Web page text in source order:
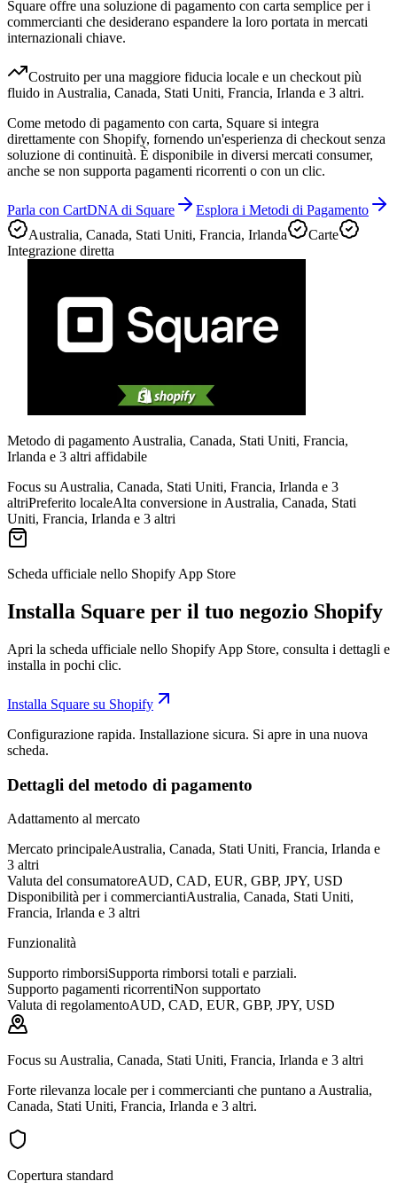
Square offre una soluzione di pagamento con carta semplice per i
commercianti che desiderano espandere la loro portata in mercati
internazionali chiave.
Costruito per una maggiore fiducia locale e un checkout più
fluido in Australia, Canada, Stati Uniti, Francia, Irlanda e 3 altri.
Come metodo di pagamento con carta, Square si integra
direttamente con Shopify, fornendo un'esperienza di checkout senza
soluzione di continuità. È disponibile in diversi mercati consumer,
anche se non supporta pagamenti ricorrenti o con un clic.
Parla con CartDNA di Square
Esplora i Metodi di Pagamento
Australia, Canada, Stati Uniti, Francia, Irlanda
Carte
Integrazione diretta
Metodo di pagamento Australia, Canada, Stati Uniti, Francia,
Irlanda e 3 altri affidabile
Focus su Australia, Canada, Stati Uniti, Francia, Irlanda e 3
altriPreferito localeAlta conversione in Australia, Canada, Stati
Uniti, Francia, Irlanda e 3 altri
Scheda ufficiale nello Shopify App Store
Installa Square per il tuo negozio Shopify
Apri la scheda ufficiale nello Shopify App Store, consulta i dettagli e
installa in pochi clic.
Installa Square su Shopify
Configurazione rapida. Installazione sicura. Si apre in una nuova
scheda.
Dettagli del metodo di pagamento
Adattamento al mercato
Mercato principaleAustralia, Canada, Stati Uniti, Francia, Irlanda e
3 altri
Valuta del consumatoreAUD, CAD, EUR, GBP, JPY, USD
Disponibilità per i commerciantiAustralia, Canada, Stati Uniti,
Francia, Irlanda e 3 altri
Funzionalità
Supporto rimborsiSupporta rimborsi totali e parziali.
Supporto pagamenti ricorrentiNon supportato
Valuta di regolamentoAUD, CAD, EUR, GBP, JPY, USD
Focus su Australia, Canada, Stati Uniti, Francia, Irlanda e 3 altri
Forte rilevanza locale per i commercianti che puntano a Australia,
Canada, Stati Uniti, Francia, Irlanda e 3 altri.
Copertura standard